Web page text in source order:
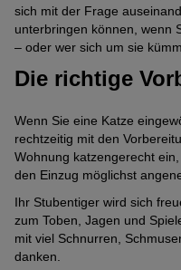
sich mit der Frage
unterbringen können, wenn
– oder wer sich um sie
Die richtige
Wenn Sie eine Katze
rechtzeitig mit den
Wohnung katzengerecht
den Einzug möglichst
Ihr Stubentiger wird sich
zum Toben, Jagen und
mit viel Schnurren,
danken.